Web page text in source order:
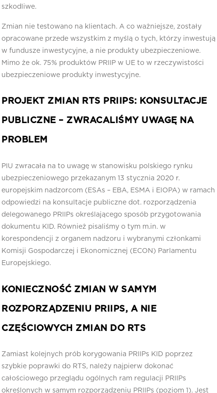
szkodliwe.
Zmian nie testowano na klientach. A co ważniejsze, zostały
opracowane przede wszystkim z myślą o tych, którzy inwestują
w fundusze inwestycyjne, a nie produkty ubezpieczeniowe.
Mimo że ok. 75% produktów PRIIP w UE to w rzeczywistości
ubezpieczeniowe produkty inwestycyjne.
PROJEKT ZMIAN RTS PRIIPS: KONSULTACJE
PUBLICZNE – ZWRACALIŚMY UWAGĘ NA
PROBLEM
PIU zwracała na to uwagę w stanowisku polskiego rynku
ubezpieczeniowego przekazanym 13 stycznia 2020 r.
europejskim nadzorcom (ESAs – EBA, ESMA i EIOPA) w ramach
odpowiedzi na konsultacje publiczne dot. rozporządzenia
delegowanego PRIIPs określającego sposób przygotowania
dokumentu KID. Również pisaliśmy o tym m.in. w
korespondencji z organem nadzoru i wybranymi członkami
Komisji Gospodarczej i Ekonomicznej (ECON) Parlamentu
Europejskiego.
KONIECZNOŚĆ ZMIAN W SAMYM
ROZPORZĄDZENIU PRIIPS, A NIE
CZĘŚCIOWYCH ZMIAN DO RTS
Zamiast kolejnych prób korygowania PRIIPs KID poprzez
szybkie poprawki do RTS, należy najpierw dokonać
całościowego przeglądu ogólnych ram regulacji PRIIPs
określonych w samym rozporządzeniu PRIIPs (poziom 1). Jest